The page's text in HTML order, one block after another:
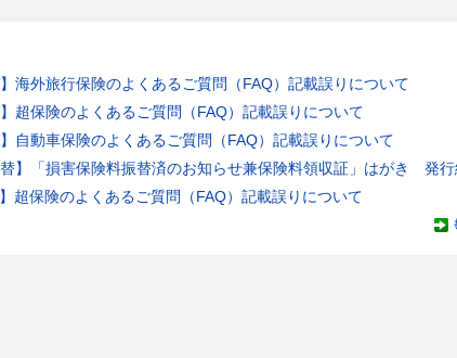
】海外旅行保険のよくあるご質問（FAQ）記載誤りについて
】超保険のよくあるご質問（FAQ）記載誤りについて
】自動車保険のよくあるご質問（FAQ）記載誤りについて
替】「損害保険料振替済のお知らせ兼保険料領収証」はがき 発行
】超保険のよくあるご質問（FAQ）記載誤りについて